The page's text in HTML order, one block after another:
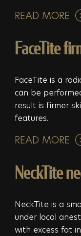
READ MORE
FaceTite
FaceTite is a
can be
result is firmer
features.
READ MORE
NeckTite
NeckTite is a
under local
with excess fat